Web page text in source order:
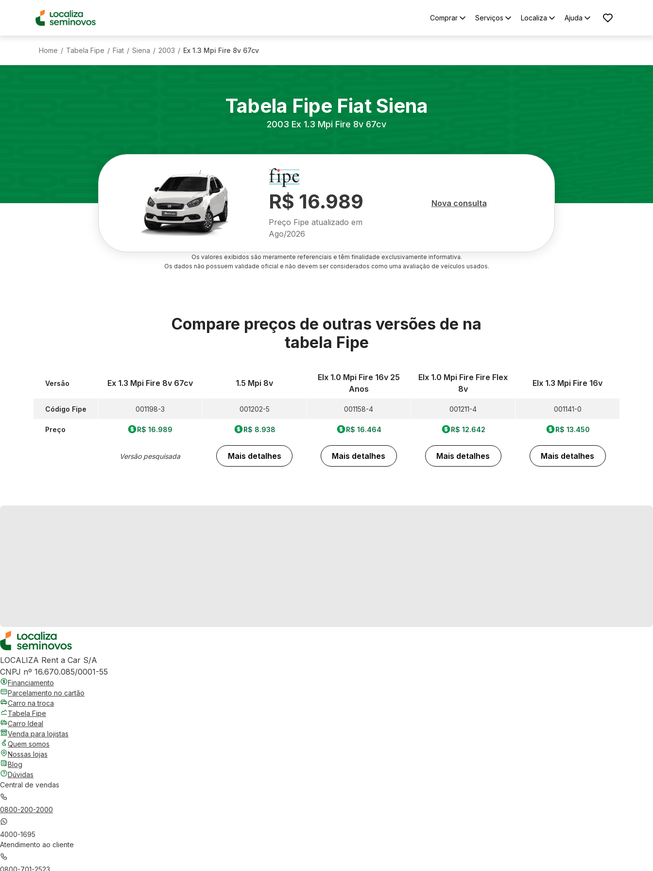
Comprar Serviços Localiza Ajuda
Home / Tabela Fipe / Fiat / Siena / 2003 / Ex 1.3 Mpi Fire 8v 67cv
Tabela Fipe Fiat Siena
2003 Ex 1.3 Mpi Fire 8v 67cv
R$ 16.989
Preço Fipe atualizado em
Ago/2026
Nova consulta
Os valores exibidos são meramente referenciais e têm finalidade exclusivamente informativa.
Os dados não possuem validade oficial e não devem ser considerados como uma avaliação de veículos usados.
Compare preços de outras versões de na
tabela Fipe
Versão
Código Fipe
Preço
Ex 1.3 Mpi Fire 8v 67cv
001198-3
R$ 16.989
Versão pesquisada
1.5 Mpi 8v
001202-5
R$ 8.938
Mais detalhes
Elx 1.0 Mpi Fire 16v 25
Anos
001158-4
R$ 16.464
Mais detalhes
Elx 1.0 Mpi Fire Fire Flex
8v
001211-4
R$ 12.642
Mais detalhes
Elx 1.3 Mpi Fire 16v
001141-0
R$ 13.450
Mais detalhes
LOCALIZA Rent a Car S/A
CNPJ nº 16.670.085/0001-55
Financiamento
Parcelamento no cartão
Carro na troca
Tabela Fipe
Carro Ideal
Venda para lojistas
Quem somos
Nossas lojas
Blog
Dúvidas
Central de vendas
0800-200-2000
4000-1695
Atendimento ao cliente
0800-701-2523